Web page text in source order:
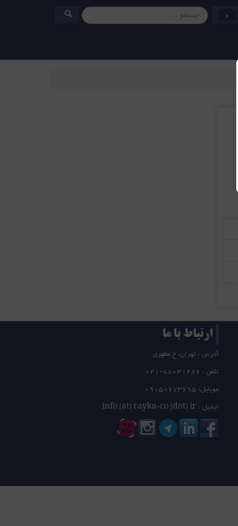
0
ارتباط با ما
آدرس : تهران، خ مطهری
تلفن : 21-88041286
0
موبایل: 09050673695
ایمیل : info [at] rayka-co [dot] ir